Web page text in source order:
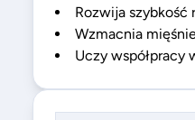
Rozwija szybkość
Wzmacnia
Uczy współpracy